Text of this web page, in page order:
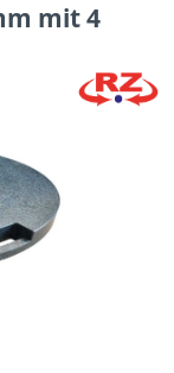
mit 4